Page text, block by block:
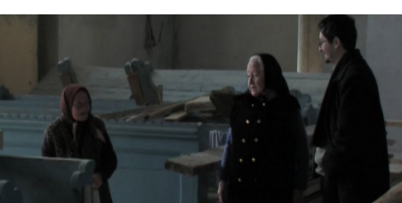
HADADBÓL ELVEZETŐ UTAK